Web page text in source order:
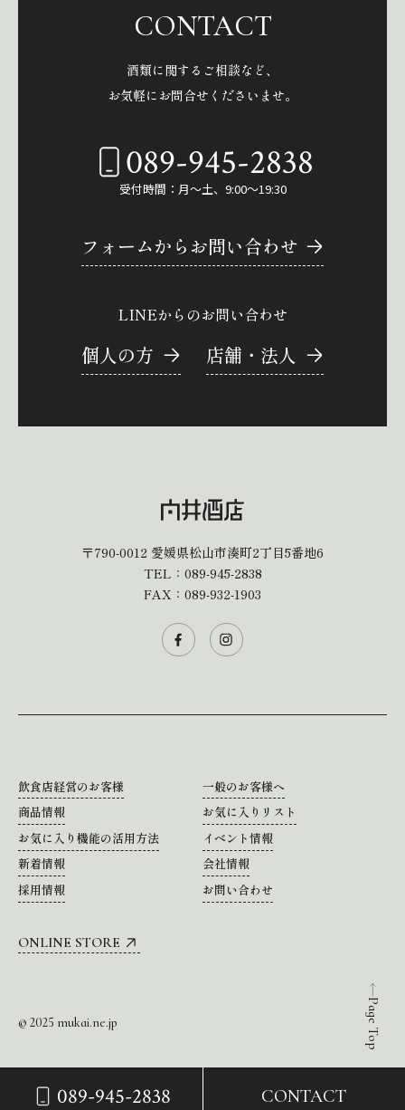
089-945-2838 CONTACT
Page Top
CONTACT
酒類に関するご相談など、
お気軽にお問合せくださいませ。
089-945-2838
受付時間：月～土、9:00～19:30
フォームからお問い合わせ
LINEからのお問い合わせ
個人の方 店舗・法人
〒790-0012 愛媛県松山市湊町2丁目5番地6
TEL： 089-945-2838
FAX：089-932-1903
飲食店経営のお客様
一般のお客様へ
商品情報
お気に入りリスト
お気に入り機能の活用方法
イベント情報
新着情報
会社情報
採用情報
お問い合わせ
ONLINE STORE
© 2025 mukai.ne.jp